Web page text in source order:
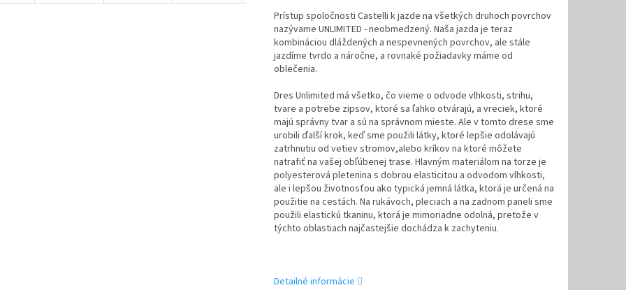
Prístup spoločnosti Castelli k jazde na všetkých druhoch povrchov
nazývame UNLIMITED - neobmedzený. Naša jazda je teraz
kombináciou dláždených a nespevnených povrchov, ale stále
jazdíme tvrdo a náročne, a rovnaké požiadavky máme od
oblečenia.
Dres Unlimited má všetko, čo vieme o odvode vlhkosti, strihu,
tvare a potrebe zipsov, ktoré sa ľahko otvárajú, a vreciek, ktoré
majú správny tvar a sú na správnom mieste. Ale v tomto drese sme
urobili ďalší krok, keď sme použili látky, ktoré lepšie odolávajú
zatrhnutiu od vetiev stromov,alebo kríkov na ktoré môžete
natrafiť na vašej obľúbenej trase. Hlavným materiálom na torze je
polyesterová pletenina s dobrou elasticitou a odvodom vlhkosti,
ale i lepšou životnosťou ako typická jemná látka, ktorá je určená na
použitie na cestách. Na rukávoch, pleciach a na zadnom paneli sme
použili elastickú tkaninu, ktorá je mimoriadne odolná, pretože v
týchto oblastiach najčastejšie dochádza k zachyteniu.
Detailné informácie